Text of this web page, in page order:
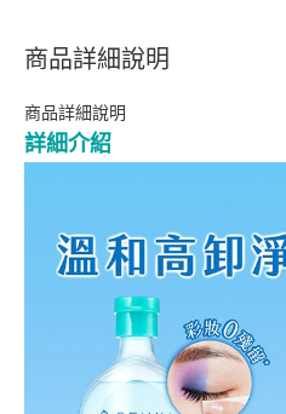
商品詳細說明
商品詳細說明
詳細介紹